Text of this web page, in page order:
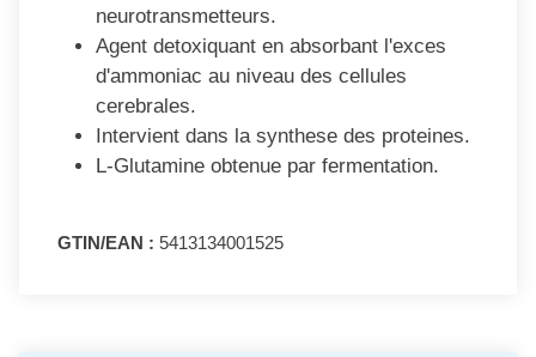
neurotransmetteurs.
Agent detoxiquant en absorbant l'exces
d'ammoniac au niveau des cellules
cerebrales.
Intervient dans la synthese des proteines.
L-Glutamine obtenue par fermentation.
GTIN/EAN : 5413134001525